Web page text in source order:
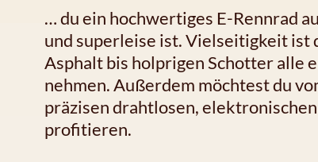
… du ein hochwertiges E-Rennrad
und superleise ist. Vielseitigkeit ist
Asphalt bis holprigen Schotter alle
nehmen. Außerdem möchtest du
präzisen drahtlosen,
profitieren.